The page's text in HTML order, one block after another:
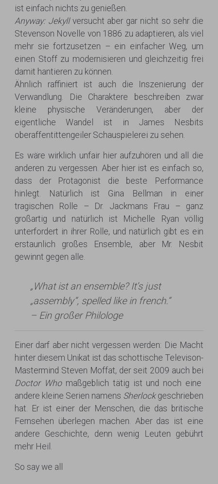
ist einfach nichts zu genießen.
Anyway: Jekyllversucht aber gar nicht so sehr die
Stevenson Novelle von 1886 zu adaptieren, als viel
mehr sie fortzusetzen – ein einfacher Weg, um
einen Stoff zu modernisieren und gleichzeitig frei
damit hantieren zu können.
Ähnlich raffiniert ist auch die Inszenierung der
Verwandlung. Die Charaktere beschreiben zwar
kleine physische Veränderungen, aber der
eigentliche Wandel ist in James Nesbits
oberaffentittengeiler Schauspielerei zu sehen.
Es wäre wirklich unfair hier aufzuhören und all die
anderen zu vergessen. Aber hier ist es einfach so,
dass der Protagonist die beste Performance
hinlegt. Natürlich ist Gina Bellman in einer
tragischen Rolle – Dr. Jackmans Frau – ganz
großartig und natürlich ist Michelle Ryan völlig
unterfordert in ihrer Rolle, und natürlich gibt es ein
erstaunlich großes Ensemble, aber Mr. Nesbit
gewinnt gegen alle.
„What ist an ensemble? It’s just
„assembly“, spelled like in french.“
– Ein großer Philologe
Einer darf aber nicht vergessen werden: Die Macht
hinter diesem Unikat ist das schottische Televison-
Mastermind Steven Moffat, der seit 2009 auch bei
Doctor Whomaßgeblich tätig ist und noch eine
andere kleine Serien namens Sherlockgeschrieben
hat. Er ist einer der Menschen, die das britische
Fernsehen überlegen machen. Aber das ist eine
andere Geschichte, denn wenig Leuten gebührt
mehr Heil.
So say we all